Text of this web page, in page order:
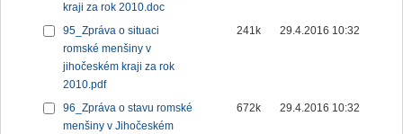
kraji za rok 2010.doc
95_Zpráva o situaci
romské menšiny v
jihočeském kraji za rok
2010.pdf
241k 29.4.2016 10:32
96_Zpráva o stavu romské
menšiny v Jihočeském
672k 29.4.2016 10:32